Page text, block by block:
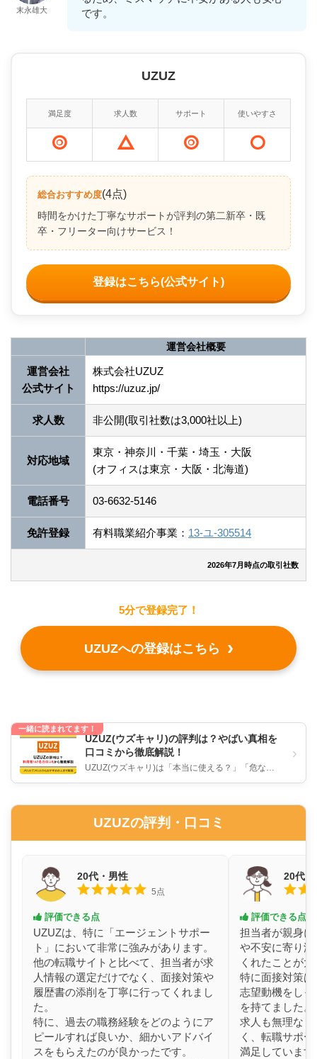
末永雄大
です。
UZUZ
満足度 求人数 サポート 使いやすさ
総合おすすめ度(4点)
時間をかけた丁寧なサポートが評判の第二新卒・既
卒・フリーター向けサービス！
登録はこちら(公式サイト)
運営会社概要
運営会社
公式サイト
株式会社UZUZ
https://uzuz.jp/
求人数 非公開(取引社数は3,000社以上)
対応地域
東京・神奈川・千葉・埼玉・大阪
(オフィスは東京・大阪・北海道)
電話番号 03-6632-5146
免許登録 有料職業紹介事業： 13-ユ-305514
2026年7月時点の取引社数
5分で登録完了！
UZUZへの登録はこちら
一緒に読まれてます！
UZUZ(ウズキャリ)の評判は？やばい真相を
口コミから徹底解説！
UZUZ(ウズキャリ)は「本当に使える？」「危な
›
UZUZの評判・口コミ
20代・男性
5点
評価できる点
UZUZは、特に「エージェントサポー
ト」において非常に強みがあります。
他の転職サイトと比べて、担当者が求
人情報の選定だけでなく、面接対策や
履歴書の添削を丁寧に行ってくれまし
た。
特に、過去の職務経験をどのようにア
ピールすれば良いか、細かいアドバイ
スをもらえたのが良かったです。
20代・
評価できる点
担当者が親身
や不安に寄り
くれたことが
特に面接対策
志望動機をし
を持てました。
求人も無理な
く、転職サポ
満足しています